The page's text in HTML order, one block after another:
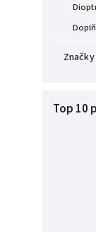
Značky
Top 10